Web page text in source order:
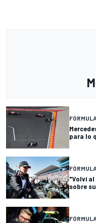
para lo
"Volví
sobre